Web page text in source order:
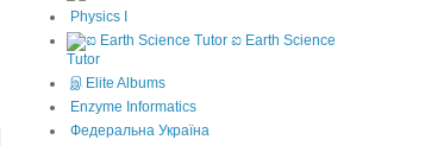
Physics I
ಐ Earth Science
Tutor
இ Elite Albums
Enzyme Informatics
Федеральна Україна